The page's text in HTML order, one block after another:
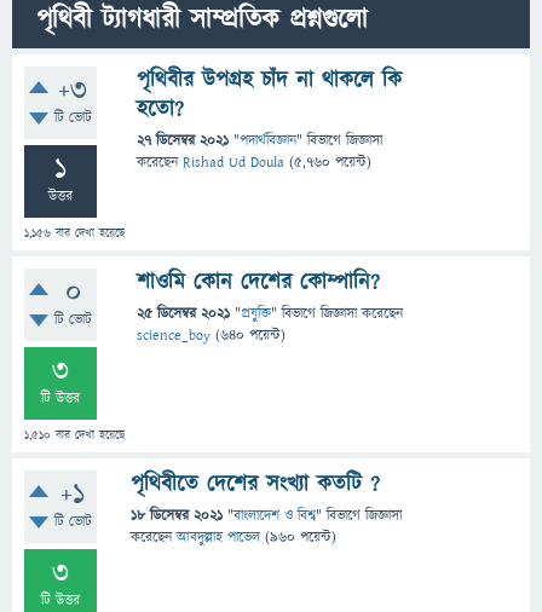
পৃথিবী ট্যাগধারী সাম্প্রতিক প্রশ্নগুলো
+3
টি ভোট
1
উত্তর
1,156 বার দেখা হয়েছে
পৃথিবীর উপগ্রহ চাঁদ না থাকলে কি
হতো?
27 ডিসেম্বর 2021 "পদার্থবিজ্ঞান" বিভাগে জিজ্ঞাসা
করেছেনRishad Ud Doula (5,760 পয়েন্ট)
0
টি ভোট
3
টি উত্তর
1,510 বার দেখা হয়েছে
শাওমি কোন দেশের কোম্পানি?
25 ডিসেম্বর 2021 "প্রযুক্তি" বিভাগে জিজ্ঞাসাকরেছেন
science_boy (640 পয়েন্ট)
+1
টি ভোট
3
টি উত্তর
পৃথিবীতে দেশের সংখ্যা কতটি ?
18 ডিসেম্বর 2021 "বাংলাদেশ ও বিশ্ব" বিভাগে জিজ্ঞাসা
করেছেনআবদুল্লাহ পাভেল (960 পয়েন্ট)